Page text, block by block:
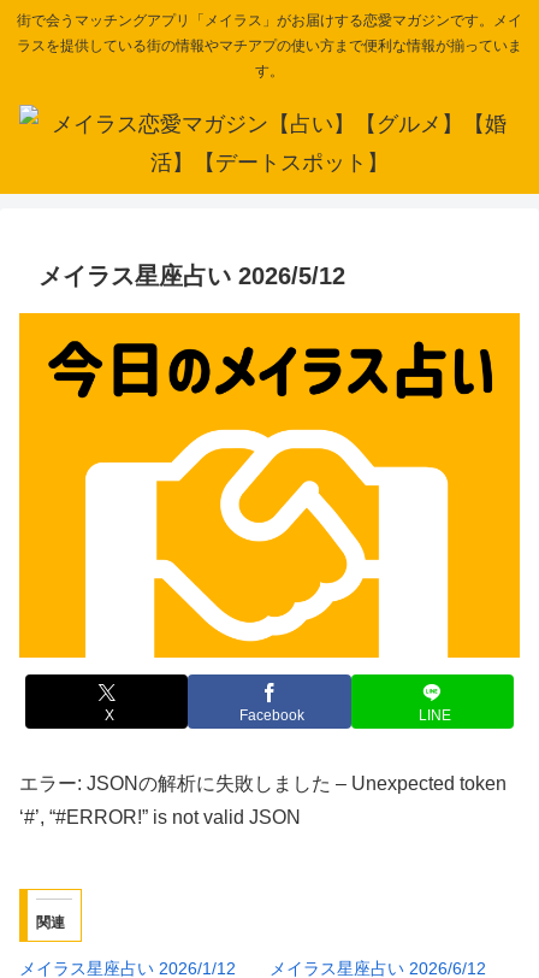
街で会うマッチングアプリ「メイラス」がお届けする恋愛マガジンです。メイ
ラスを提供している街の情報やマチアプの使い方まで便利な情報が揃っていま
す。
メイラス星座占い 2026/5/12
X Facebook LINE
エラー: JSONの解析に失敗しました – Unexpected token
‘#’, “#ERROR!” is not valid JSON
関連
メイラス星座占い 2026/1/12
メイラス星座占い 2026/6/12